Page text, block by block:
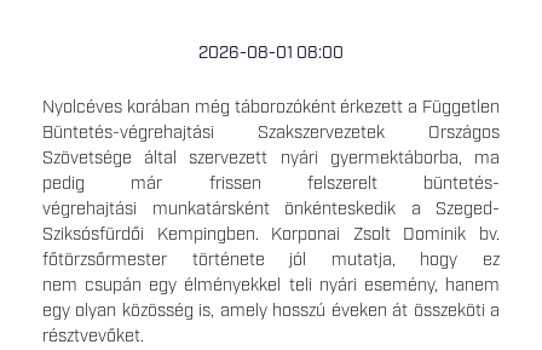
2026-08-01 08:00
Nyolcéves korában még táborozóként érkezett a Független
Büntetés-végrehajtási Szakszervezetek Országos
Szövetsége által szervezett nyári gyermektáborba, ma
pedig már frissen felszerelt büntetés-
végrehajtási munkatársként önkénteskedik a Szeged-
Sziksósfürdői Kempingben. Korponai Zsolt Dominik bv.
főtörzsőrmester története jól mutatja, hogy ez
nem csupán egy élményekkel teli nyári esemény, hanem
egy olyan közösség is, amely hosszú éveken át összeköti a
résztvevőket.